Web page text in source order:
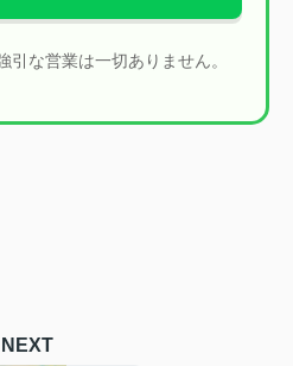
な営業は一切ありません。
NEXT